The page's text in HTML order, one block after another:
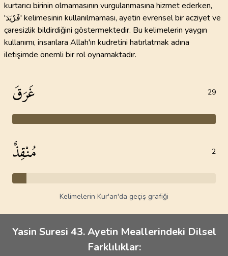
kurtarıcı birinin olmamasının vurgulanmasına hizmet ederken,
'فَرْيَدَ' kelimesinin kullanılmaması, ayetin evrensel bir acziyet ve
çaresizlik bildirdiğini göstermektedir. Bu kelimelerin yaygın
kullanımı, insanlara Allah'ın kudretini hatırlatmak adına
iletişimde önemli bir rol oynamaktadır.
غَرَقَ 29
مُنْقِذٌ 2
Kelimelerin Kur'an'da geçiş grafiği
Yasin Suresi 43. Ayetin Meallerindeki Dilsel
Farklılıklar: